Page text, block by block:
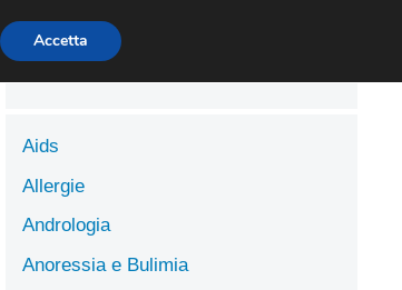
SCIENZE DELL’ALIMENTAZIONE
Aids
Allergie
Andrologia
Anoressia e Bulimia
Accetta